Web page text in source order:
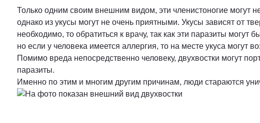
Только одним своим внешним видом, эти членистоногие могут
однако из укусы могут не очень приятными. Укусы зависят от
необходимо, то обратиться к врачу, так как эти паразиты
но если у человека имеется аллергия, то на месте укуса могут
Помимо вреда непосредственно человеку, двухвостки могут
паразиты.
Именно по этим и многим другим причинам, люди стараются